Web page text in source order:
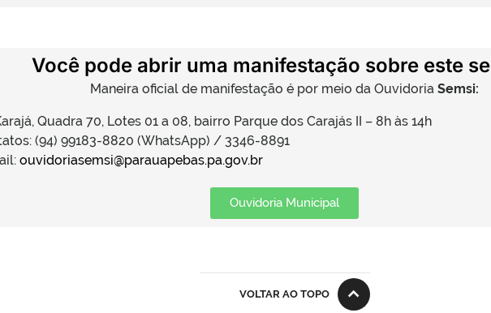
Você pode abrir uma manifestação sobre este
Maneira oficial de manifestação é por meio da Ouvidoria Semsi:
Quadra 70, Lotes 01 a 08, bairro Parque dos Carajás II – 8h às 14h
(94) 99183-8820 (WhatsApp) / 3346-8891
ouvidoriasemsi@parauapebas.pa.gov.br
Ouvidoria Municipal
VOLTAR AO TOPO